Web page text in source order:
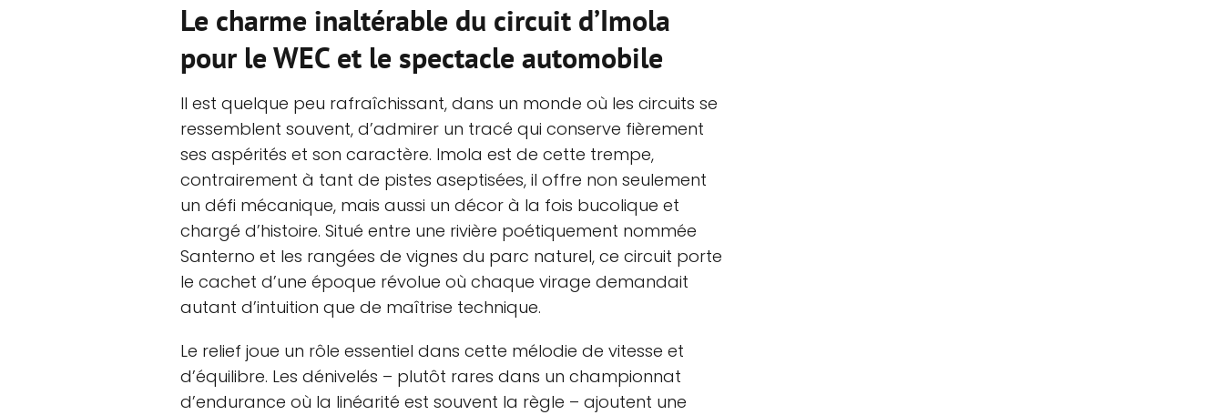
Le charme inaltérable du circuit d’Imola
pour le WEC et le spectacle automobile
Il est quelque peu rafraîchissant, dans un monde où les circuits se
ressemblent souvent, d’admirer un tracé qui conserve fièrement
ses aspérités et son caractère. Imola est de cette trempe,
contrairement à tant de pistes aseptisées, il offre non seulement
un défi mécanique, mais aussi un décor à la fois bucolique et
chargé d’histoire. Situé entre une rivière poétiquement nommée
Santerno et les rangées de vignes du parc naturel, ce circuit porte
le cachet d’une époque révolue où chaque virage demandait
autant d’intuition que de maîtrise technique.
Le relief joue un rôle essentiel dans cette mélodie de vitesse et
d’équilibre. Les dénivelés – plutôt rares dans un championnat
d’endurance où la linéarité est souvent la règle – ajoutent une